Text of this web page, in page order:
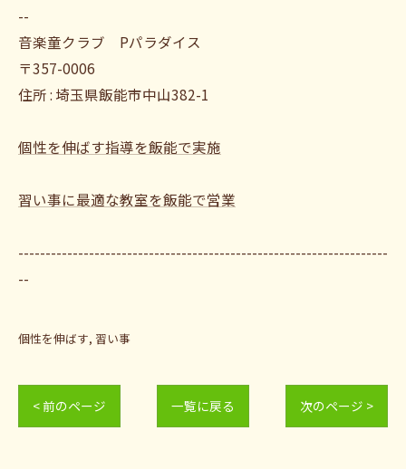
--
音楽童クラブ Pパラダイス
〒357-0006
住所 : 埼玉県飯能市中山382-1
個性を伸ばす指導を飯能で実施
習い事に最適な教室を飯能で営業
--------------------------------------------------------------------
--
個性を伸ばす 習い事
< 前のページ 一覧に戻る 次のページ >